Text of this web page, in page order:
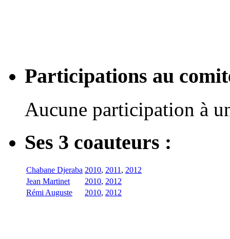
Participations au
Aucune participation à
Ses 3 coauteurs :
Chabane Djeraba 2010, 2011 , 2012
Jean Martinet
2010, 2012
Rémi Auguste
2010, 2012